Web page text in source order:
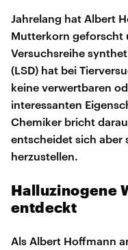
Jahrelang hat Albert
Mutterkorn geforscht
Versuchsreihe
(LSD) hat bei
keine verwertbaren
interessanten
Chemiker bricht
entscheidet sich aber
herzustellen.
Halluzinogene
entdeckt
Als Albert Hoffmann